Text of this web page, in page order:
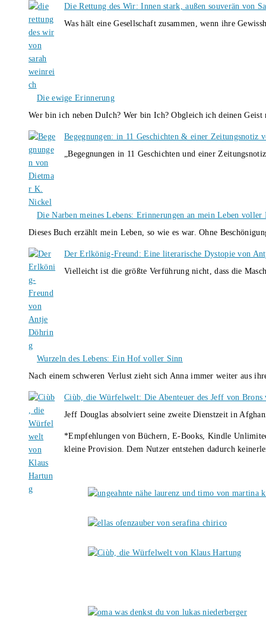
Die Rettung des Wir: Innen stark, außen souverän von
Was hält eine Gesellschaft zusammen, wenn ihre
Die ewige Erinnerung
Wer bin ich neben DuIch? Wer bin Ich? Obgleich ich deinen
Begegnungen: in 11 Geschichten & einer Zeitungsnotiz
„Begegnungen in 11 Geschichten und einer
Die Narben meines Lebens: Erinnerungen an mein Leben
Dieses Buch erzählt mein Leben, so wie es war. Ohne
Der Erlkönig-Freund: Eine literarische Dystopie von
Vielleicht ist die größte Verführung nicht, dass die
Wurzeln des Lebens: Ein Hof voller Sinn
Nach einem schweren Verlust zieht sich Anna immer weiter aus
Ciùb, die Würfelwelt: Die Abenteuer des Jeff von Brons
Jeff Douglas absolviert seine zweite Dienstzeit in
*Empfehlungen von Büchern, E-Books, Kindle
kleine Provision. Dem Nutzer entstehen dadurch